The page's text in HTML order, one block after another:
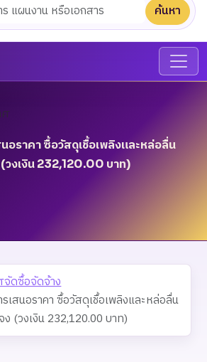
ค้นหา
อราคา ซื้อวัสดุเชื้อเพลิงและหล่อลื่น
(วงเงิน 232,120.00 บาท)
จัดซื้อจัดจ้าง
เสนอราคา ซื้อวัสดุเชื้อเพลิงและหล่อลื่น
ง (วงเงิน 232,120.00 บาท)